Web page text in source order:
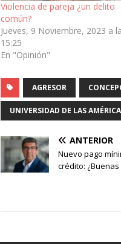
Violencia de pareja ¿un delito
común?
Jueves, 9 Noviembre, 2023 a
15:25
En "Opinión"
AGRESOR
UNIVERSIDAD DE LAS
ANTERIOR
Nuevo pago
crédito: